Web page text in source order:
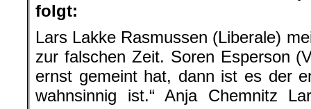
folgt:
Lars Lakke Rasmussen (Liberale)
zur falschen Zeit. Soren Esperson
ernst gemeint hat, dann ist es der
wahnsinnig ist.“ Anja Chemnitz